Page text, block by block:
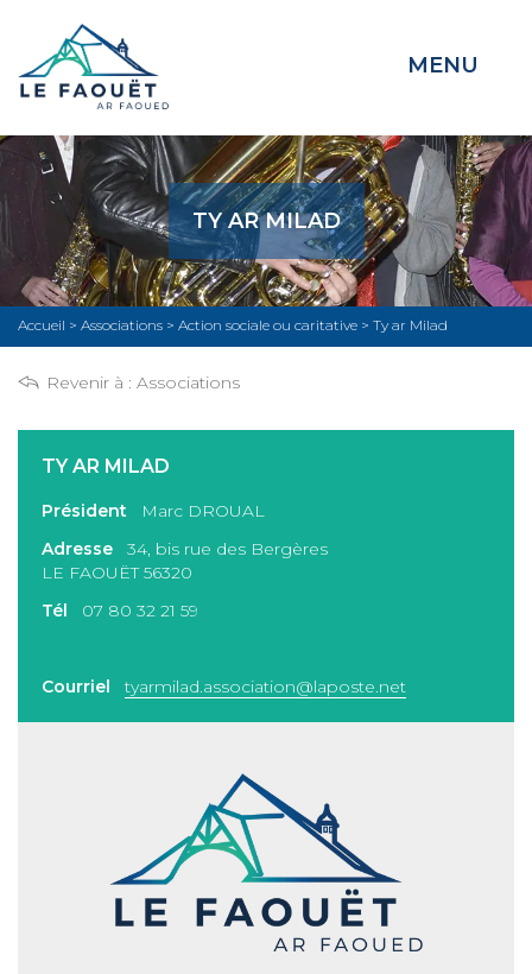
MENU
TY AR MILAD
Accueil > Associations > Action sociale ou caritative > Ty ar Milad
Revenir à : Associations
TY AR MILAD
Président Marc DROUAL
Adresse 34, bis rue des Bergères
LE FAOUËT 56320
Tél 07 80 32 21 59
Courriel tyarmilad.association@laposte.net